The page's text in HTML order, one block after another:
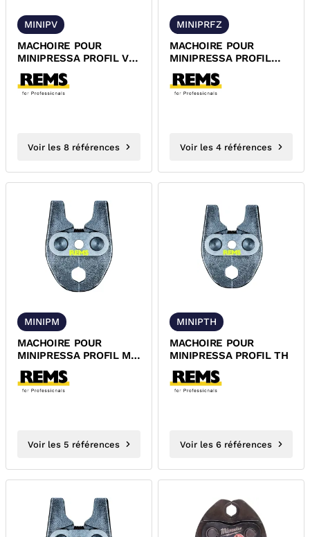
MINIPV
MACHOIRE POUR
MINIPRESSA PROFIL V
REMS
Voir les 8 références
MINIPRFZ
MACHOIRE POUR
MINIPRESSA PROFIL
RFZ REMS
Voir les 4 références
MINIPM
MACHOIRE POUR
MINIPRESSA PROFIL M
REMS
Voir les 5 références
MINIPTH
MACHOIRE POUR
MINIPRESSA PROFIL TH
Voir les 6 références